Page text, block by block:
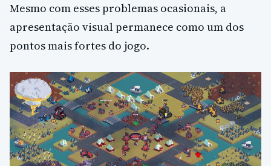
Mesmo com esses problemas ocasionais, a
apresentação visual permanece como um dos
pontos mais fortes do jogo.